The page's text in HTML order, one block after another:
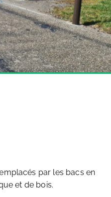
par les bacs en
et de bois.